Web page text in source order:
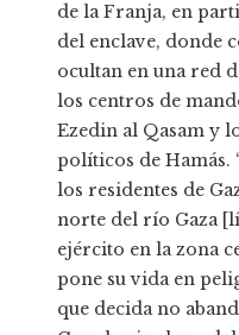
de la Franja, en
del enclave, donde
ocultan en una red
los centros de
Ezedin al Qasam y
políticos de Hamás.
los residentes de
norte del río Gaza
ejército en la zona
pone su vida en
que decida no